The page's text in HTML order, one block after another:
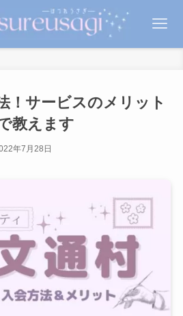
！サービスのメリット
教えます
年7月28日